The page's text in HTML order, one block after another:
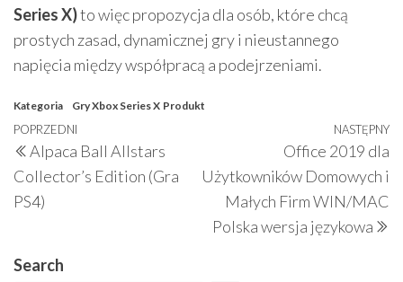
Series X)to więc propozycja dla osób, które chcą
prostych zasad, dynamicznej gry i nieustannego
napięcia między współpracą a podejrzeniami.
Kategoria Gry Xbox Series X Produkt
Nawigacja
wpisu
Poprzedni
wpis
POPRZEDNI
Alpaca Ball Allstars
Collector’s Edition (Gra
PS4)
NASTĘPNY
Office 2019 dla
Użytkowników Domowych i
Małych Firm WIN/MAC
Polska wersja językowa
Search